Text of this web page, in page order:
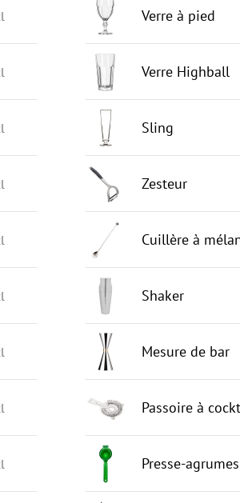
Verre à pied
Verre Highball
Sling
Zesteur
Cuillère à
Shaker
Mesure de bar
Passoire à
Presse-agrumes